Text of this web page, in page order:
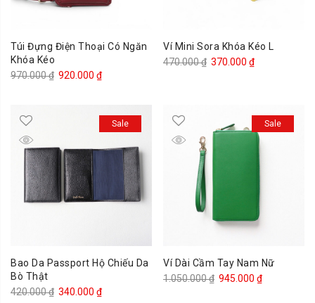
Túi Đựng Điện Thoại Có Ngăn
Khóa Kéo
970.000₫ Giá
920.000 ₫Giá
Ví Mini Sora Khóa Kéo L
470.000₫ Giá
370.000 ₫Giá
370.000 ₫.
Sale
Bao Da Passport Hộ Chiếu Da
Bò Thật
420.000₫ Giá
340.000 ₫Giá
Sale
Ví Dài Cầm Tay Nam Nữ
1.050.000₫ Giá
945.000 ₫Giá